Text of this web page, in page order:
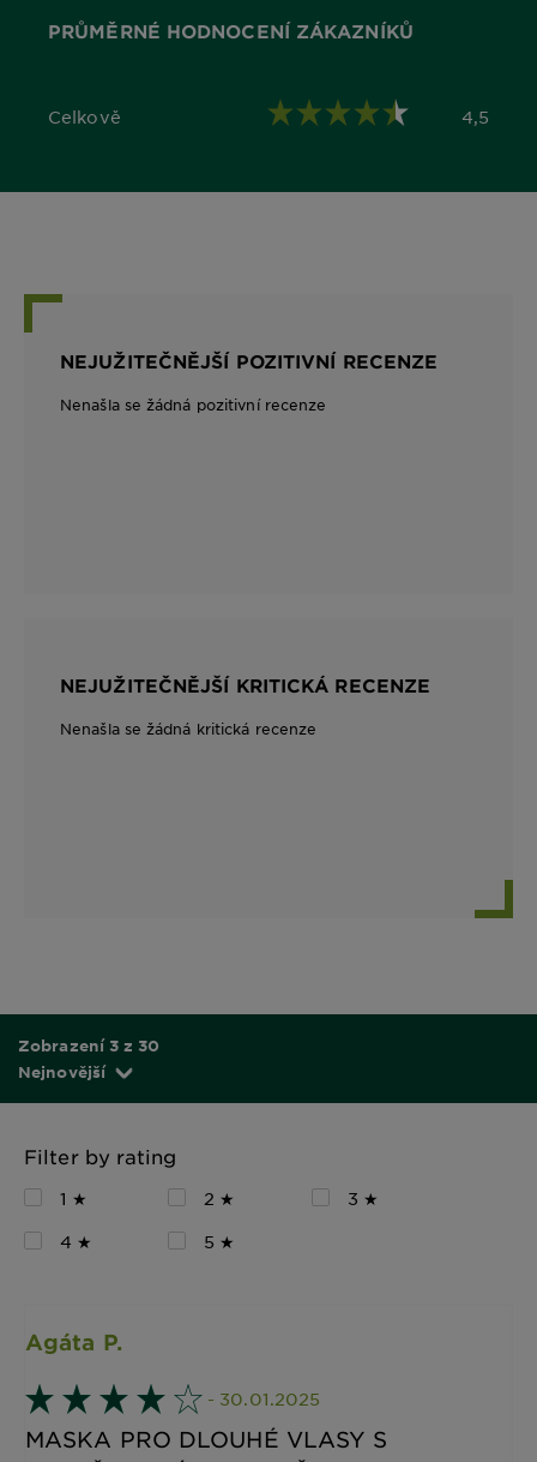
PRŮMĚRNÉ HODNOCENÍ ZÁKAZNÍKŮ
Celkově
4,5 out of 5 stars 4,5
NEJUŽITEČNĚJŠÍ POZITIVNÍ RECENZE
Nenašla se žádná pozitivní recenze
NEJUŽITEČNĚJŠÍ KRITICKÁ RECENZE
Nenašla se žádná kritická recenze
Zobrazení 3 z 30
Nejnovější
Filter by rating
1 ★ 2 ★
3 ★
4 ★
5 ★
Agáta P.
- 30.01.2025
MASKA PRO DLOUHÉ VLASY S